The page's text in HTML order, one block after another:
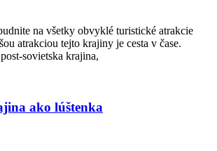
na všetky obvyklé turistické atrakcie
atrakciou tejto krajiny je cesta v čase.
sovietska krajina,
ako lúštenka